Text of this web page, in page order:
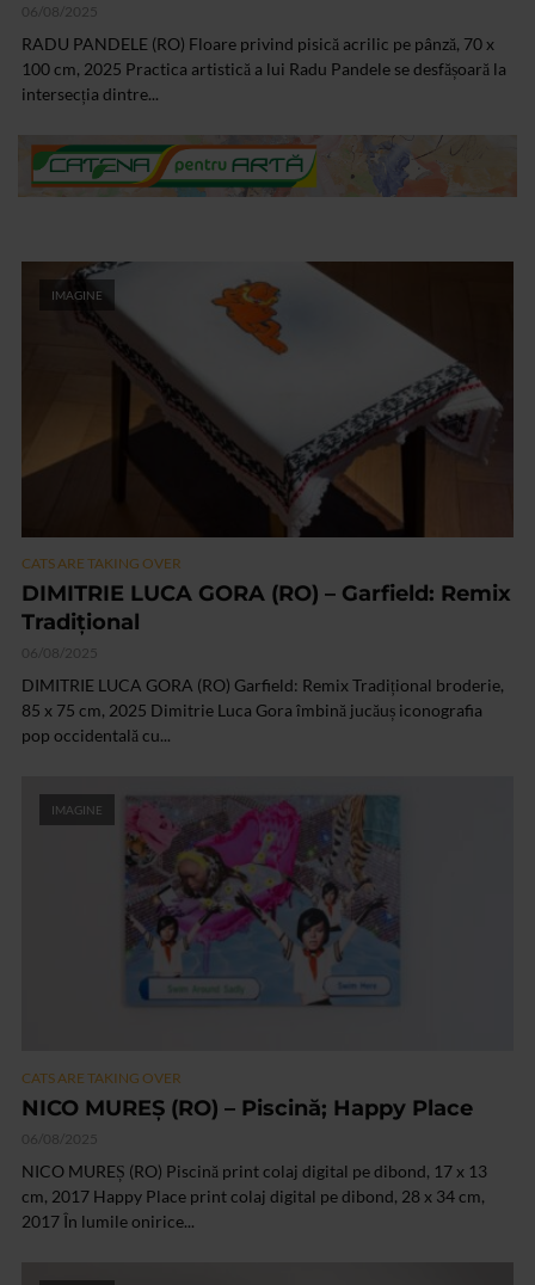
06/08/2025
RADU PANDELE (RO) Floare privind pisică acrilic pe pânză, 70 x
100 cm, 2025 Practica artistică a lui Radu Pandele se desfășoară la
intersecția dintre...
IMAGINE
CATS ARE TAKING OVER
DIMITRIE LUCA GORA (RO) – Garfield: Remix
Tradițional
06/08/2025
DIMITRIE LUCA GORA (RO) Garfield: Remix Tradițional broderie,
85 x 75 cm, 2025 Dimitrie Luca Gora îmbină jucăuș iconografia
pop occidentală cu...
IMAGINE
CATS ARE TAKING OVER
NICO MUREȘ (RO) – Piscină; Happy Place
06/08/2025
NICO MUREȘ (RO) Piscină print colaj digital pe dibond, 17 x 13
cm, 2017 Happy Place print colaj digital pe dibond, 28 x 34 cm,
2017 În lumile onirice...